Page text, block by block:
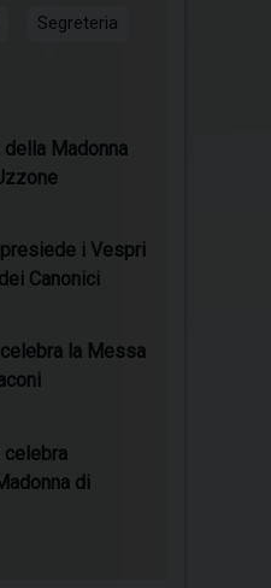
Segreteria
Madonna
i Vespri
Canonici
la Messa
celebra
di